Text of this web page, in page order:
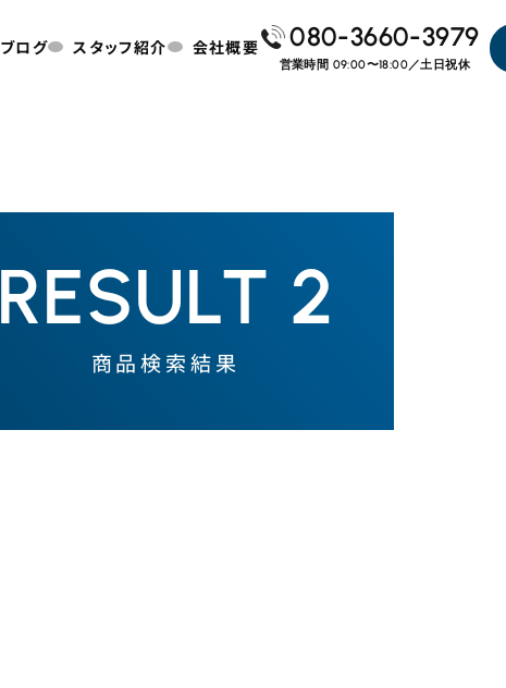
ブログ スタッフ紹介 会社概要 080-3660-3979
営業時間 09:00〜18:00／土日祝休
RESULT 2
商品検索結果